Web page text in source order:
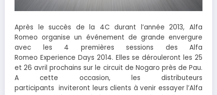
Après le succès de la 4C durant l’année 2013, Alfa
Romeo organise un événement de grande envergure
avec les 4 premières sessions des Alfa
Romeo Experience Days 2014. Elles se dérouleront les 25
et 26 avril prochains sur le circuit de Nogaro près de Pau.
A cette occasion, les distributeurs
participants inviteront leurs clients à venir essayer l’Alfa